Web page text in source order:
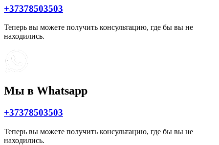
+37378503503
Теперь вы можете получить консультацию, где бы вы не
находились.
Мы в Whatsapp
+37378503503
Теперь вы можете получить консультацию, где бы вы не
находились.